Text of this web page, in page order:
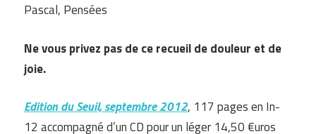
Pascal, Pensées
Ne vous privez pas de ce recueil de douleur et de
joie.
Edition du Seuil, septembre 2012, 117 pages en In-
12 accompagné d’un CD pour un léger 14,50 €uros